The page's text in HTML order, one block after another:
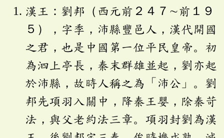
漢王：劉邦（西元前２４７∼前１９
５），字季，沛縣豐邑人，漢代開國
之君，也是中國第一位平民皇帝。初
為泗上亭長，秦末群雄並起，劉亦起
於沛縣，故時人稱之為「沛公」。劉
邦先項羽入關中，降秦王嬰，除秦苛
法，與父老約法三章。項羽封劉為漢